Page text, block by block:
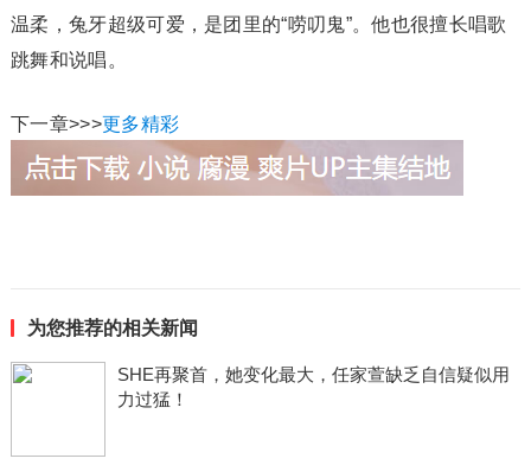
温柔，兔牙超级可爱，是团里的“唠叨鬼”。他也很擅长唱歌
跳舞和说唱。
下一章>>>更多精彩
为您推荐的相关新闻
SHE再聚首，她变化最大，任家萱缺乏自信疑似用
力过猛！